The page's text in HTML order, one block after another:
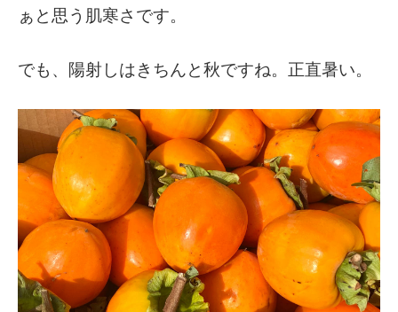
ぁと思う肌寒さです。
でも、陽射しはきちんと秋ですね。正直暑い。